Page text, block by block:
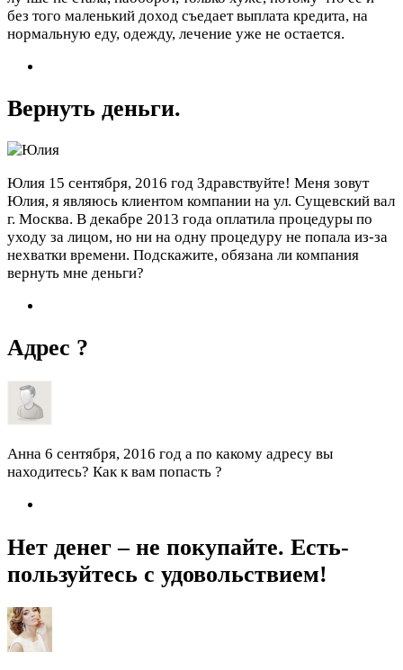
без того маленький доход съедает выплата кредита, на
нормальную еду, одежду, лечение уже не остается.
Вернуть деньги.
Юлия 15 сентября, 2016 год Здравствуйте! Меня зовут
Юлия, я являюсь клиентом компании на ул. Сущевский вал
г. Москва. В декабре 2013 года оплатила процедуры по
уходу за лицом, но ни на одну процедуру не попала из-за
нехватки времени. Подскажите, обязана ли компания
вернуть мне деньги?
Адрес ?
Анна 6 сентября, 2016 год а по какому адресу вы
находитесь? Как к вам попасть ?
Нет денег – не покупайте. Есть-
пользуйтесь с удовольствием!